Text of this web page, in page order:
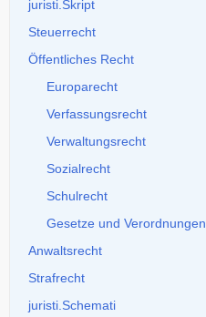
juristi.Skript
Steuerrecht
Öffentliches Recht
Europarecht
Verfassungsrecht
Verwaltungsrecht
Sozialrecht
Schulrecht
Gesetze und Verordnungen
Anwaltsrecht
Strafrecht
juristi.Schemati